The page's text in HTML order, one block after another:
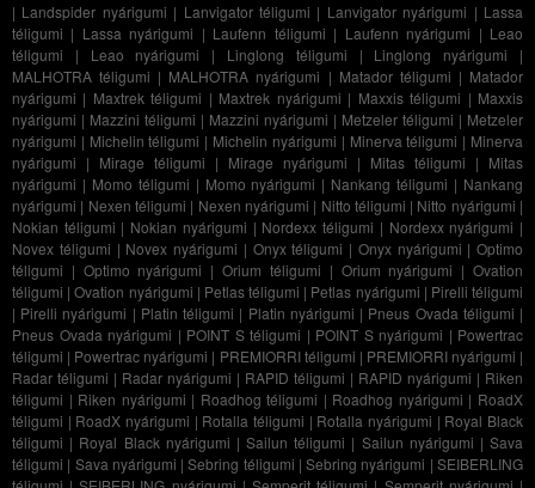
| Landspider nyárigumi | Lanvigator téligumi | Lanvigator nyárigumi | Lassa
téligumi | Lassa nyárigumi | Laufenn téligumi | Laufenn nyárigumi | Leao
téligumi | Leao nyárigumi | Linglong téligumi | Linglong nyárigumi |
MALHOTRA téligumi | MALHOTRA nyárigumi | Matador téligumi | Matador
nyárigumi | Maxtrek téligumi | Maxtrek nyárigumi | Maxxis téligumi | Maxxis
nyárigumi | Mazzini téligumi | Mazzini nyárigumi | Metzeler téligumi | Metzeler
nyárigumi | Michelin téligumi | Michelin nyárigumi | Minerva téligumi | Minerva
nyárigumi | Mirage téligumi | Mirage nyárigumi | Mitas téligumi | Mitas
nyárigumi | Momo téligumi | Momo nyárigumi | Nankang téligumi | Nankang
nyárigumi | Nexen téligumi | Nexen nyárigumi | Nitto téligumi | Nitto nyárigumi |
Nokian téligumi | Nokian nyárigumi | Nordexx téligumi | Nordexx nyárigumi |
Novex téligumi | Novex nyárigumi | Onyx téligumi | Onyx nyárigumi | Optimo
téligumi | Optimo nyárigumi |Orium téligumi | Orium nyárigumi |Ovation
téligumi |Ovation nyárigumi | Petlas téligumi | Petlas nyárigumi | Pirelli téligumi
| Pirelli nyárigumi | Platin téligumi | Platin nyárigumi | Pneus Ovada téligumi |
Pneus Ovada nyárigumi | POINT S téligumi | POINT S nyárigumi | Powertrac
téligumi | Powertrac nyárigumi | PREMIORRI téligumi | PREMIORRI nyárigumi |
Radar téligumi | Radar nyárigumi | RAPID téligumi | RAPID nyárigumi | Riken
téligumi | Riken nyárigumi | Roadhog téligumi | Roadhog nyárigumi | RoadX
téligumi | RoadX nyárigumi | Rotalla téligumi | Rotalla nyárigumi | Royal Black
téligumi | Royal Black nyárigumi |Sailun téligumi | Sailun nyárigumi |Sava
téligumi | Sava nyárigumi |Sebring téligumi |Sebring nyárigumi |SEIBERLING